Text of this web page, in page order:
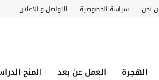
نحن سياسة الخصوصية للتواصل و الاعلان
الهجرة العمل عن بعد المنح